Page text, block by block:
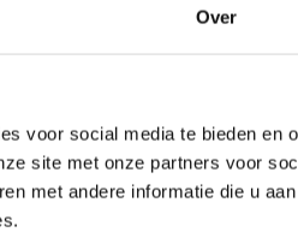
Over
voor social media te bieden en
site met onze partners voor
met andere informatie die u
verzonden of af te